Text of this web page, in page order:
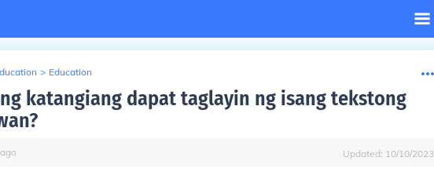
> Education
katangiang dapat taglayin ng isang tekstong
Updated: 10/10/2023